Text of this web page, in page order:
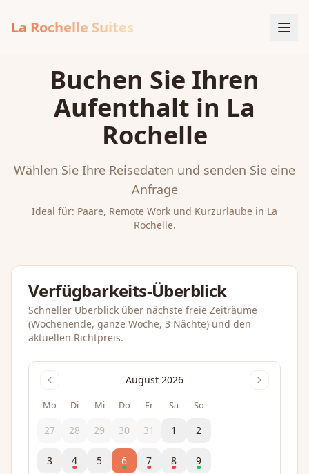
La Rochelle Suites
Buchen Sie Ihren
Aufenthalt in La
Rochelle
Wählen Sie Ihre Reisedaten und senden Sie eine
Anfrage
Ideal für: Paare, Remote Work und Kurzurlaube in La
Rochelle.
Verfügbarkeits-Überblick
Schneller Überblick über nächste freie Zeiträume
(Wochenende, ganze Woche, 3 Nächte) und den
aktuellen Richtpreis.
August 2026
Mo Di Mi Do Fr Sa So
27 28 29 30 31 1 2
3 4 5 6 7 8 9